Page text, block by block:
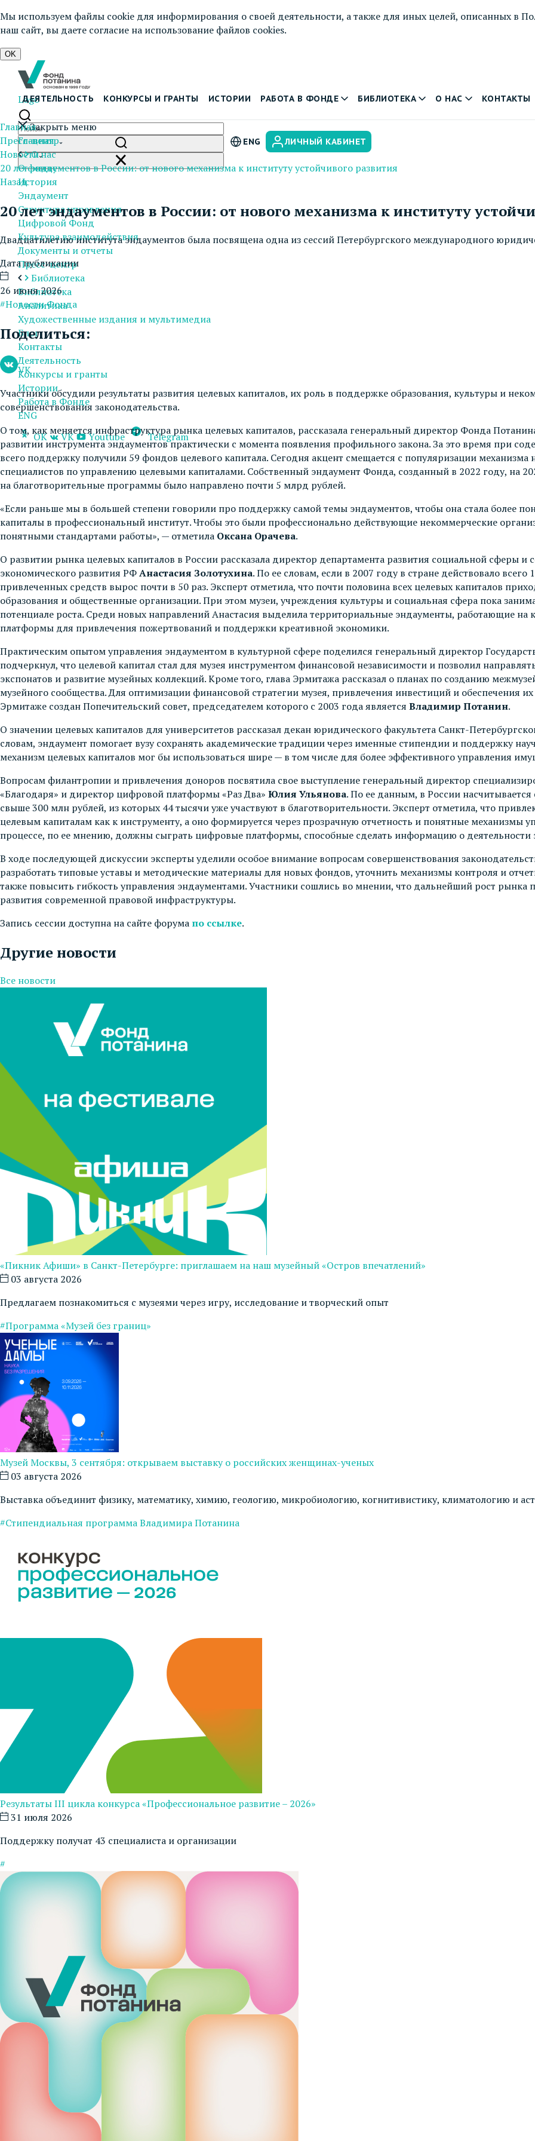
Мы используем файлы cookie для информирования о своей деятельности, а также для иных целей, описанных в
наш сайт, вы даете согласие на использование файлов cookies.
OK
Logo
ДЕЯТЕЛЬНОСТЬ КОНКУРСЫ И ГРАНТЫ ИСТОРИИ РАБОТА В ФОНДЕ БИБЛИОТЕКА О НАС КОНТАКТЫ
ENG ЛИЧНЫЙ КАБИНЕТ
Закрыть меню
Главная
О нас
О фонде
История
Эндаумент
Структура управления
Цифровой Фонд
Культура взаимодействия
Документы и отчеты
Пресс-центр
Библиотека
Библиотека
Аналитика
Художественные издания и мультимедиа
Блог
Контакты
Деятельность
Конкурсы и гранты
Истории
Работа в Фонде
ENG
OK
VK Youtube Telegram
Главная
Пресс-центр
Новости
20 лет эндаументов в России: от нового механизма к институту устойчивого развития
Назад
20 лет эндаументов в России: от нового механизма к институту
Двадцатилетию института эндаументов была посвящена одна из сессий Петербургского международного
Дата публикации
26 июня 2026
#Новости Фонда
Поделиться:
VK
Участники обсудили результаты развития целевых капиталов, их роль в поддержке образования, культуры и
совершенствования законодательства.
О том, как меняется инфраструктура рынка целевых капиталов, рассказала генеральный директор Фонда
развитии инструмента эндаументов практически с момента появления профильного закона. За это время при
всего поддержку получили 59 фондов целевого капитала. Сегодня акцент смещается с популяризации
специалистов по управлению целевыми капиталами. Собственный эндаумент Фонда, созданный в 2022 году, на
на благотворительные программы было направлено почти 5 млрд рублей.
«Если раньше мы в большей степени говорили про поддержку самой темы эндаументов, чтобы она стала более
капиталы в профессиональный институт. Чтобы это были профессионально действующие некоммерческие
понятными стандартами работы», — отметила Оксана Орачева.
О развитии рынка целевых капиталов в России рассказала директор департамента развития социальной сферы
экономического развития РФАнастасия Золотухина. По ее словам, если в 2007 году в стране действовало
привлеченных средств вырос почти в 50 раз. Эксперт отметила, что почти половина всех целевых капиталов
образования и общественные организации. При этом музеи, учреждения культуры и социальная сфера пока
потенциале роста. Среди новых направлений Анастасия выделила территориальные эндаументы, работающие на
платформы для привлечения пожертвований и поддержки креативной экономики.
Практическим опытом управления эндаументом в культурной сфере поделился генеральный директор
подчеркнул, что целевой капитал стал для музея инструментом финансовой независимости и позволил
экспонатов и развитие музейных коллекций. Кроме того, глава Эрмитажа рассказал о планах по созданию
музейного сообщества. Для оптимизации финансовой стратегии музея, привлечения инвестиций и обеспечения
Эрмитаже создан Попечительский совет, председателем которого с 2003 года является Владимир Потанин.
О значении целевых капиталов для университетов рассказал декан юридического факультета Санкт-
словам, эндаумент помогает вузу сохранять академические традиции через именные стипендии и поддержку
механизм целевых капиталов мог бы использоваться шире — в том числе для более эффективного управления
Вопросам филантропии и привлечения доноров посвятила свое выступление генеральный директор
«Благодаря» и директор цифровой платформы «Раз Два» Юлия Ульянова. По ее данным, в России
свыше 300 млн рублей, из которых 44 тысячи уже участвуют в благотворительности. Эксперт отметила, что
целевым капиталам как к инструменту, а оно формируется через прозрачную отчетность и понятные механизмы
процессе, по ее мнению, должны сыграть цифровые платформы, способные сделать информацию о
В ходе последующей дискуссии эксперты уделили особое внимание вопросам совершенствования
разработать типовые уставы и методические материалы для новых фондов, уточнить механизмы контроля и
также повысить гибкость управления эндаументами. Участники сошлись во мнении, что дальнейший рост рынка
развития современной правовой инфраструктуры.
Запись сессии доступна на сайте форума по ссылке.
Другие новости
Все новости
«Пикник Афиши» в Санкт-Петербурге: приглашаем на наш музейный «Остров впечатлений»
03 августа 2026
Предлагаем познакомиться с музеями через игру, исследование и творческий опыт
#Программа «Музей без границ»
Музей Москвы, 3 сентября: открываем выставку о российских женщинах-ученых
03 августа 2026
Выставка объединит физику, математику, химию, геологию, микробиологию, когнитивистику, климатологию и
#Стипендиальная программа Владимира Потанина
Результаты III цикла конкурса «Профессиональное развитие – 2026»
31 июля 2026
Поддержку получат 43 специалиста и организации
#